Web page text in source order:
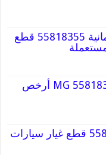
قطع غيار سيارات المانية 55818355 قطع
قطع غيار أم جي MG 55818355 أرخص
قطع غيار كيا 55818355 قطع غيار سيارات